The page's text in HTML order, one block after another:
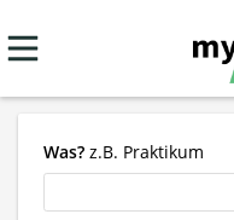
Was? z.B. Praktikum